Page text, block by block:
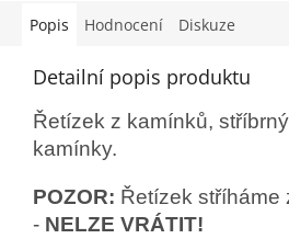
Popis Hodnocení Diskuze
Detailní popis produktu
Řetízek z kamínků,
kamínky.
POZOR: Řetízek stříháme
- NELZE VRÁTIT!